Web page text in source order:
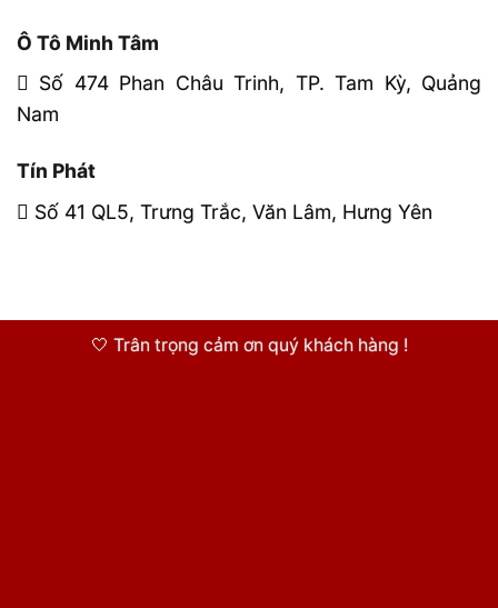
Ô Tô Minh Tâm
Số 474 Phan Châu Trinh, TP. Tam Kỳ, Quảng
Nam
Tín Phát
Số 41 QL5, Trưng Trắc, Văn Lâm, Hưng Yên
🤍 Trân trọng cảm ơn quý khách hàng !